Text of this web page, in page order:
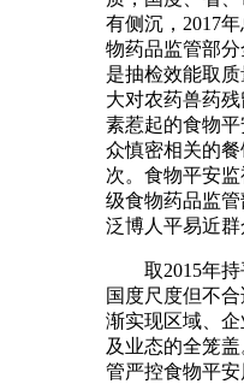
有侧沉，2017
物药品监管部
是抽检效能取
大对农药兽药
素惹起的食物
众慎密相关的
次。食物平安
级食物药品监管
泛博人平易近群
取2015年持
国度尺度但不
渐实现区域、
及业态的全笼
管严控食物平